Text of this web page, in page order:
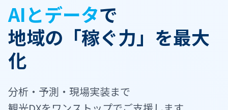
AIとデータで
地域の「稼ぐ力」を最大
化
分析・予測・現場実装まで